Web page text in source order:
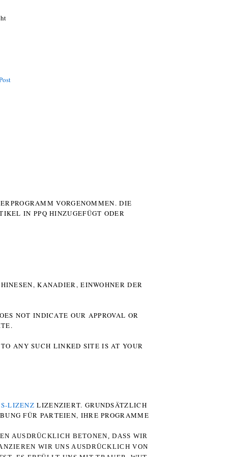
VORGENOMMEN. DIE
IN PPQ HINZUGEFÜGT ODER
KANADIER, EINWOHNER DER P
NOT INDICATE OUR APPROVAL OR
ANY SUCH LINKED SITE IS AT YOUR
LIZENZ LIZENZIERT. GRUNDSÄTZLICH
FÜR PARTEIEN, IHRE PROGRAMME
AUSDRÜCKLICH BETONEN, DASS WIR
WIR UNS AUSDRÜCKLICH VON